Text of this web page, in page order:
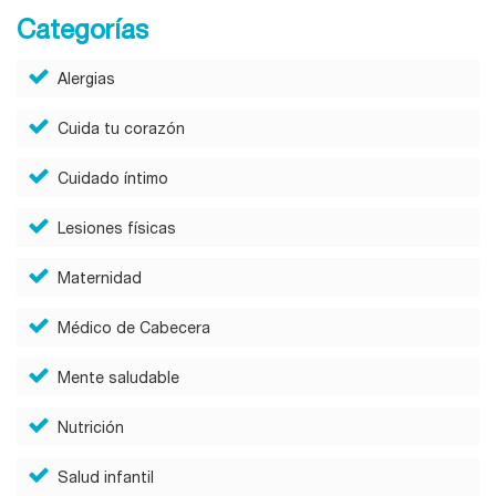
Categorías
Alergias
Cuida tu corazón
Cuidado íntimo
Lesiones físicas
Maternidad
Médico de Cabecera
Mente saludable
Nutrición
Salud infantil